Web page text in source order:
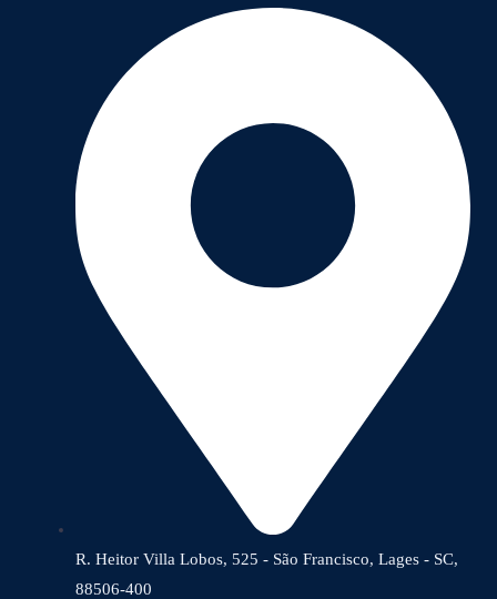
R. Heitor Villa Lobos, 525 - São Francisco, Lages - SC,
88506-400